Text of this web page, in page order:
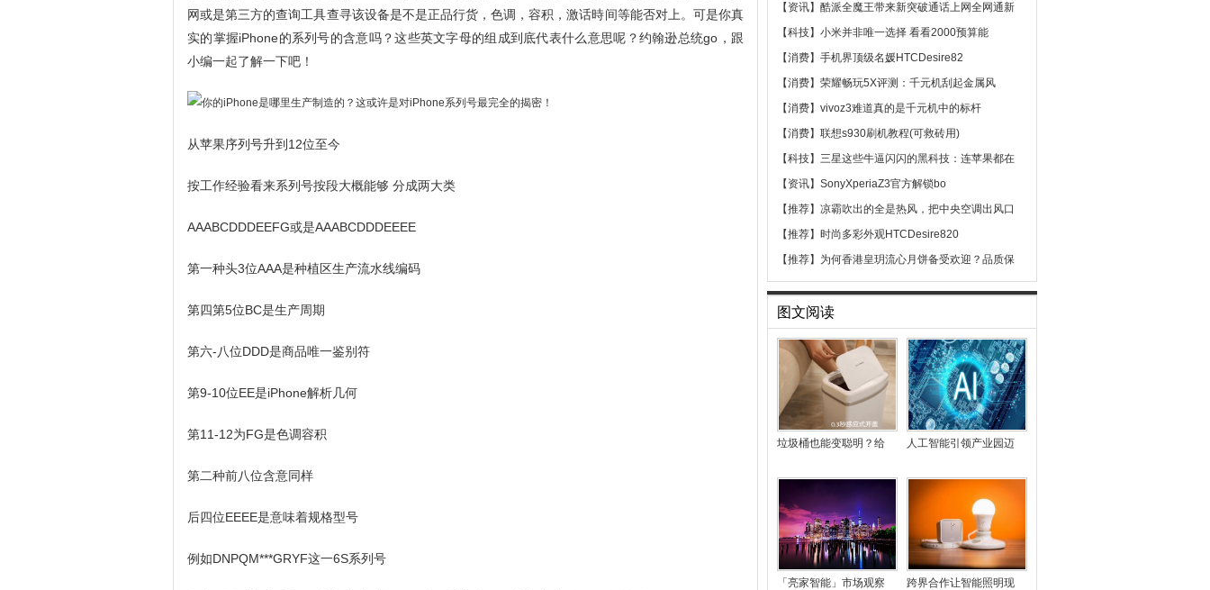
网或是第三方的查询工具查寻该设备是不是正品行货，色调，容积，激话時间等能否对上。可是你真
实的掌握iPhone的系列号的含意吗？这些英文字母的组成到底代表什么意思呢？约翰逊总统go，跟
小编一起了解一下吧！
从苹果序列号升到12位至今
按工作经验看来系列号按段大概能够 分成两大类
AAABCDDDEEFG或是AAABCDDDEEEE
第一种头3位AAA是种植区生产流水线编码
第四第5位BC是生产周期
第六-八位DDD是商品唯一鉴别符
第9-10位EE是iPhone解析几何
第11-12为FG是色调容积
第二种前八位含意同样
后四位EEEE是意味着规格型号
例如DNPQM***GRYF这一6S系列号
【资讯】 酷派全魔王带来新突破通话上网全网通新
【科技】 小米并非唯一选择 看看2000预算能
【消费】 手机界顶级名媛HTCDesire82
【消费】 荣耀畅玩5X评测：千元机刮起金属风
【消费】 vivoz3难道真的是千元机中的标杆
【消费】 联想s930刷机教程(可救砖用)
【科技】 三星这些牛逼闪闪的黑科技：连苹果都在
【资讯】 SonyXperiaZ3官方解锁bo
【推荐】 凉霸吹出的全是热风，把中央空调出风口
【推荐】 时尚多彩外观HTCDesire820
【推荐】 为何香港皇玥流心月饼备受欢迎？品质保
图文阅读
垃圾桶也能变聪明？给 人工智能引领产业园迈
「亮家智能」市场观察 跨界合作让智能照明现